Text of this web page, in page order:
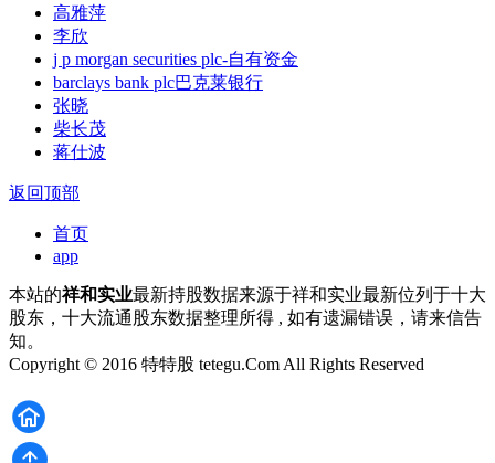
高雅萍
李欣
j p morgan securities plc-自有资金
barclays bank plc巴克莱银行
张晓
柴长茂
蒋仕波
返回顶部
首页
app
本站的祥和实业最新持股数据来源于祥和实业最新位列于十大
股东，十大流通股东数据整理所得 , 如有遗漏错误，请来信告
知。
Copyright © 2016 特特股 tetegu.Com All Rights Reserved